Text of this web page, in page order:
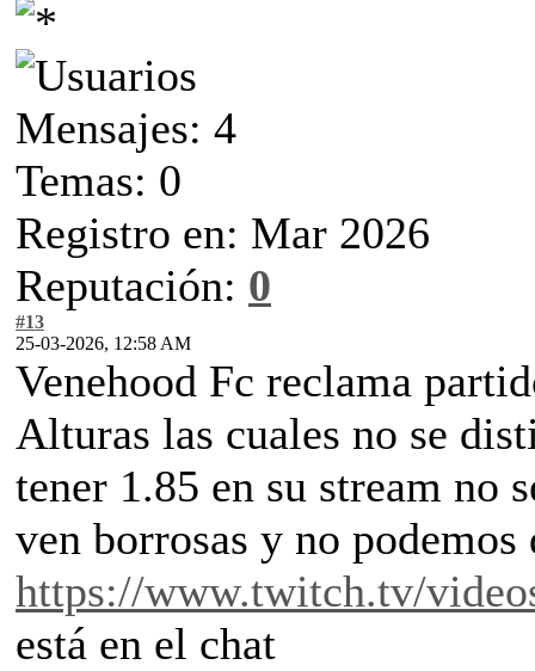
Mensajes: 4
Temas: 0
Registro en: Mar 2026
Reputación: 0
#13
25-03-2026, 12:58 AM
Venehood Fc reclama
Alturas las cuales no se
tener 1.85 en su stream no
ven borrosas y no
https://www.twitch.tv/
está en el chat